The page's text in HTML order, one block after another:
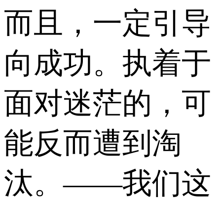
而且，一定引导
向成功。执着于
面对迷茫的，可
能反而遭到淘
汰。——我们这